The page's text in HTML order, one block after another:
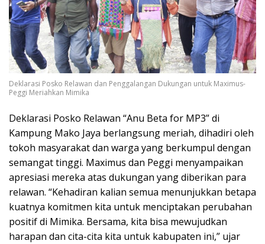
Deklarasi Posko Relawan dan Penggalangan Dukungan untuk Maximus-
Peggi Meriahkan Mimika
Deklarasi Posko Relawan “Anu Beta for MP3” di
Kampung Mako Jaya berlangsung meriah, dihadiri oleh
tokoh masyarakat dan warga yang berkumpul dengan
semangat tinggi. Maximus dan Peggi menyampaikan
apresiasi mereka atas dukungan yang diberikan para
relawan. “Kehadiran kalian semua menunjukkan betapa
kuatnya komitmen kita untuk menciptakan perubahan
positif di Mimika. Bersama, kita bisa mewujudkan
harapan dan cita-cita kita untuk kabupaten ini,” ujar